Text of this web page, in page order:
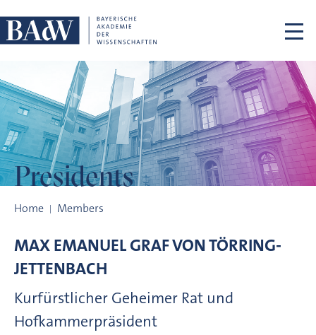
Presidents
Home Members
MAX EMANUEL GRAF VONTÖRRING-
JETTENBACH
Kurfürstlicher Geheimer Rat und
Hofkammerpräsident